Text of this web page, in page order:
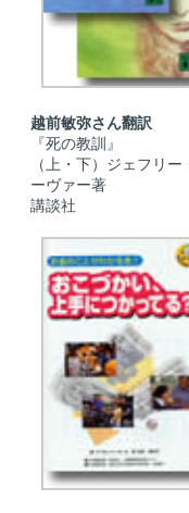
越前敏弥さん翻訳
『死の教訓』
（上・下）ジェフリー
ーヴァー著
講談社